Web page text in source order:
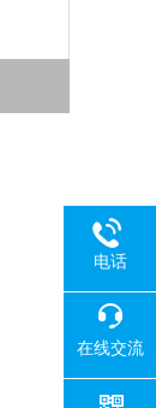
电话
在线交流